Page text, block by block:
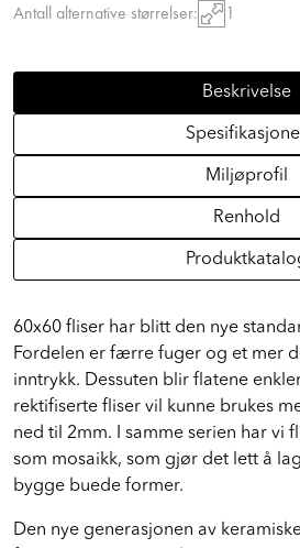
Antall alternative størrelser: 1
Beskrivelse
Miljøprofil
Renhold
60x60 fliser har blitt den nye
Fordelen er færre fuger og et mer
inntrykk. Dessuten blir flatene
rektifiserte fliser vil kunne brukes
ned til 2mm. I samme serien har vi
som mosaikk, som gjør det lett å
bygge buede former.
Den nye generasjonen av